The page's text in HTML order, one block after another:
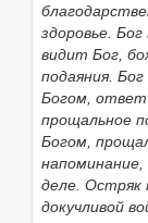
Найти
здоровье. Бог
видит Бог,
подаяния.
Богом, ответ
прощальное
Богом,
деле. Остряк
докучливой